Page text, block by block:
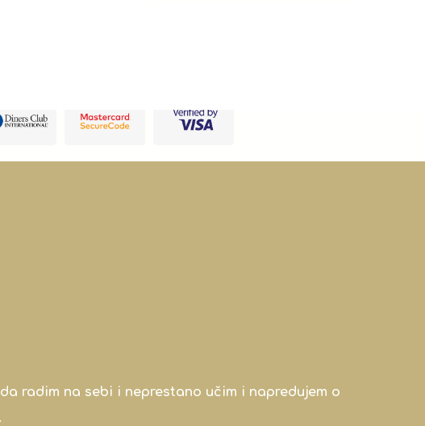
radim na sebi i neprestano učim i napredujem o